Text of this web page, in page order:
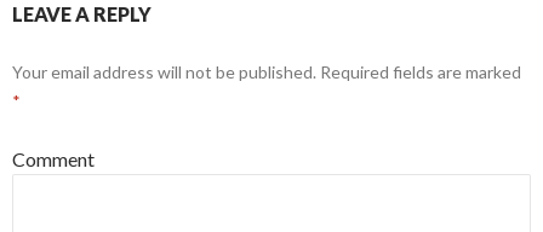
LEAVE A REPLY
Your email address will not be published. Required fields are marked
*
Comment